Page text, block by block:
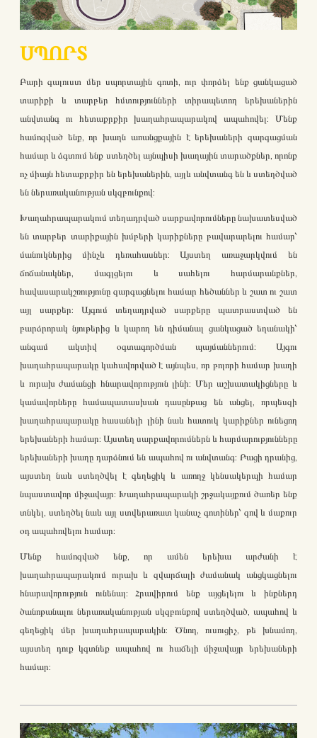
Բարի գալուստ մեր սպորտային գոտի, ուր փորձել ենք ցանկացած
տարիքի և տարբեր հմտությունների տիրապետող երեխաներին
անվտանգ ու հետաքրքիր խաղահրապարակով ապահովել: Մենք
համոզված ենք, որ խաղն առանցքային է երեխաների զարգացման
համար և ձգտում ենք ստեղծել այնպիսի խաղային տարածքներ, որոնք
ոչ միայն հետաքրքիր են երեխաներին, այլև անվտանգ են և ստեղծված
են ներառականության սկզբունքով:
Խաղահրապարակում տեղադրված սարքավորումները նախատեսված
են տարբեր տարիքային խմբերի կարիքները բավարարելու համար՝
մանուկներից մինչև դեռահասներ: Այստեղ առաջարկվում են
ճոճանակներ, մագլցելու և սահելու հարմարանքներ,
հավասարակշռությունը զարգացնելու համար հեծաններ և շատ ու շատ
այլ սարքեր: Այգում տեղադրված սարքերը պատրաստված են
բարձրորակ նյութերից և կարող են դիմանալ ցանկացած եղանակի՝
անգամ ակտիվ օգտագործման պայմաններում: Այգու
խաղահրապարակը կահավորված է այնպես, որ բոլորի համար խաղի
և ուրախ ժամանցի հնարավորություն լինի: Մեր աշխատակիցները և
կամավորները համապատասխան դասընթաց են անցել, որպեսզի
խաղահրապարակը հասանելի լինի նաև հատուկ կարիքներ ունեցող
երեխաների համար: Այստեղ սարքավորումներն և հարմարությունները
երեխաների խաղը դարձնում են ապահով ու անվտանգ: Բացի դրանից,
այստեղ նաև ստեղծվել է գեղեցիկ և առողջ կենսակերպի համար
նպաստավոր միջավայր: Խաղահրապարակի շրջակայքում ծառեր ենք
տնկել, ստեղծել նաև այլ ստվերառատ կանաչ գոտիներ՝ զով և մաքուր
օդ ապահովելու համար:
Մենք համոզված ենք, որ ամեն երեխա արժանի է
խաղահրապարակում ուրախ և զվարճալի ժամանակ անցկացնելու
հնարավորություն ունենալ: Հրավիրում ենք այցելելու և ինքներդ
ծանոթանալու ներառականության սկզբունքով ստեղծված, ապահով և
գեղեցիկ մեր խաղահրապարակին: Ծնող, ուսուցիչ, թե խնամող,
այստեղ դուք կգտնեք ապահով ու հաճելի միջավայր երեխաների
համար:
ՍՊՈՐՏ